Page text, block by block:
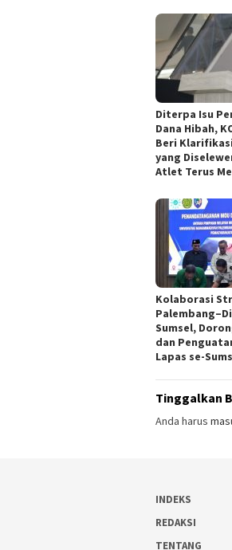
Diterpa Isu
Dana Hibah,
Beri
yang
Atlet Terus
Kolaborasi
Sumsel,
dan
Lapas se-
Tinggalkan
Anda harus
INDEKS
REDAKSI
TENTANG